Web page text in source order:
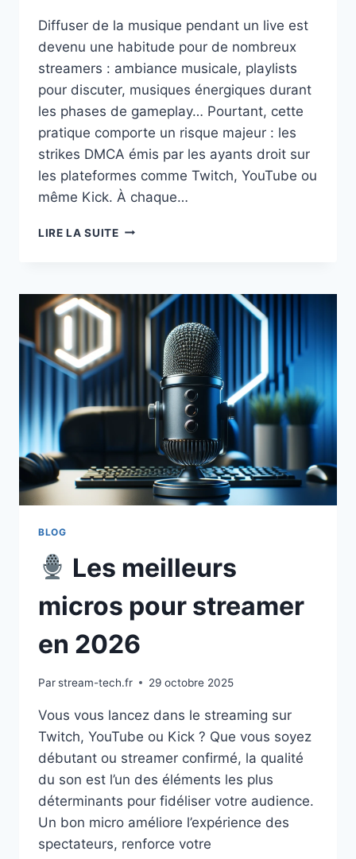
Diffuser de la musique pendant un live est
devenu une habitude pour de nombreux
streamers : ambiance musicale, playlists
pour discuter, musiques énergiques durant
les phases de gameplay… Pourtant, cette
pratique comporte un risque majeur : les
strikes DMCA émis par les ayants droit sur
les plateformes comme Twitch, YouTube ou
même Kick. À chaque…
LIRE LA SUITEGÉRER
FOND
EN
STREAMING
:
TOUT
COMPRENDRE
LA
OBS
DMCA
BLOG
Les meilleurs
micros pour streamer
en 2026
Parstream-tech.fr 29 octobre 2025
Vous vous lancez dans le streaming sur
Twitch, YouTube ou Kick ? Que vous soyez
débutant ou streamer confirmé, la qualité
du son est l’un des éléments les plus
déterminants pour fidéliser votre audience.
Un bon micro améliore l’expérience des
spectateurs, renforce votre